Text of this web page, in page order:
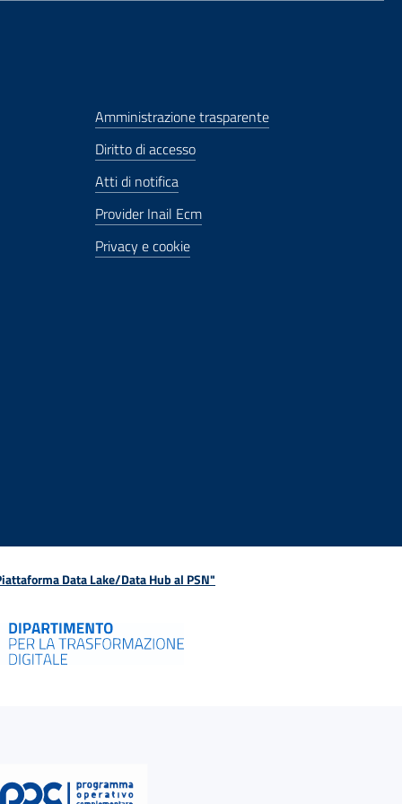
Amministrazione trasparente
Diritto di accesso
Atti di notifica
Provider Inail Ecm
Privacy e cookie
Data Lake/Data Hub al PSN"